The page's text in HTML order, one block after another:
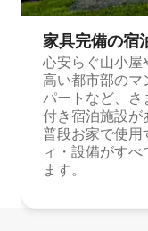
家具完備の宿⁠
心安らぐ山小屋
高い都市部のマ
パートなど、さ
付き宿泊施設が
普段お家で使用
ィ・設備がす
ます。